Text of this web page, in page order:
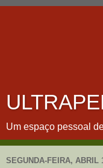
Um espaço pessoal
SEGUNDA-FEIRA, ABRIL